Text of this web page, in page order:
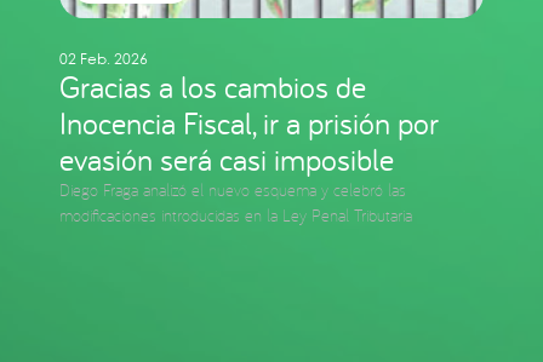
02 Feb. 2026
Gracias a los cambios de
Inocencia Fiscal, ir a prisión por
evasión será casi imposible
Diego Fraga analizó el nuevo esquema y celebró las
modificaciones introducidas en la Ley Penal Tributaria